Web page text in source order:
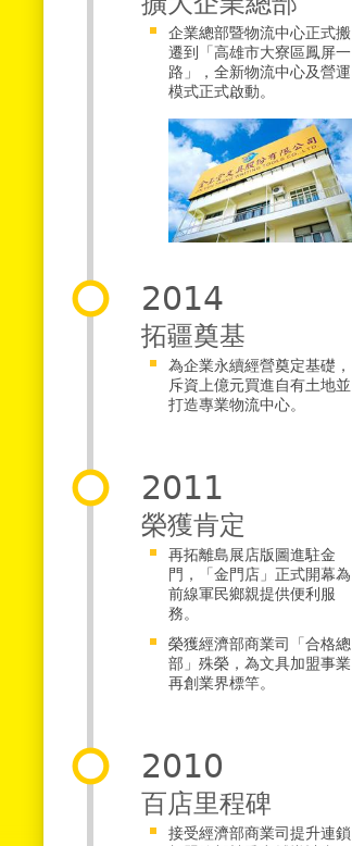
企業總部暨物流中心正式搬
遷到「高雄市大寮區鳳屏一
路」，全新物流中心及營運
模式正式啟動。
2014
拓疆奠基
為企業永續經營奠定基礎，
斥資上億元買進自有土地並
打造專業物流中心。
2011
榮獲肯定
再拓離島展店版圖進駐金
門，「金門店」正式開幕為
前線軍民鄉親提供便利服
務。
榮獲經濟部商業司「合格總
部」殊榮，為文具加盟事業
再創業界標竿。
2010
百店里程碑
接受經濟部商業司提升連鎖